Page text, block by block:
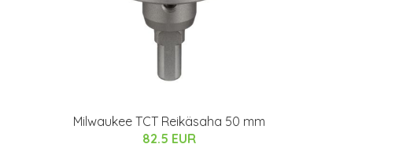
Milwaukee TCT Reikäsaha 50 mm
82.5 EUR